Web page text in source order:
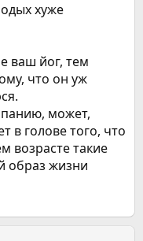
хуже
ваш йог, тем
что он уж
может,
в голове того, что
возрасте такие
образ жизни